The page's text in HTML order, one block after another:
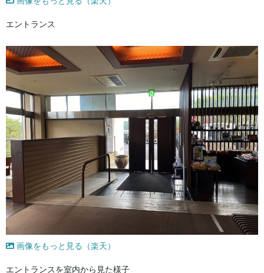
エントランス
画像をもっと見る（楽天）
エントランスを室内から見た様子